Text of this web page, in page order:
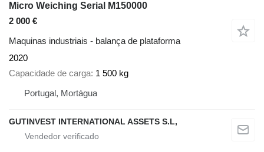
Micro Weiching Serial M150000
2 000 €
Maquinas industriais - balança de plataforma
2020
Capacidade de carga 1 500 kg
Portugal, Mortágua
GUTINVEST INTERNATIONAL ASSETS S.L,